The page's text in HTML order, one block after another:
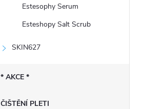
Estesophy Serum
Esteshopy Salt Scrub
SKIN627
* AKCE *
ČIŠTĚNÍ PLETI